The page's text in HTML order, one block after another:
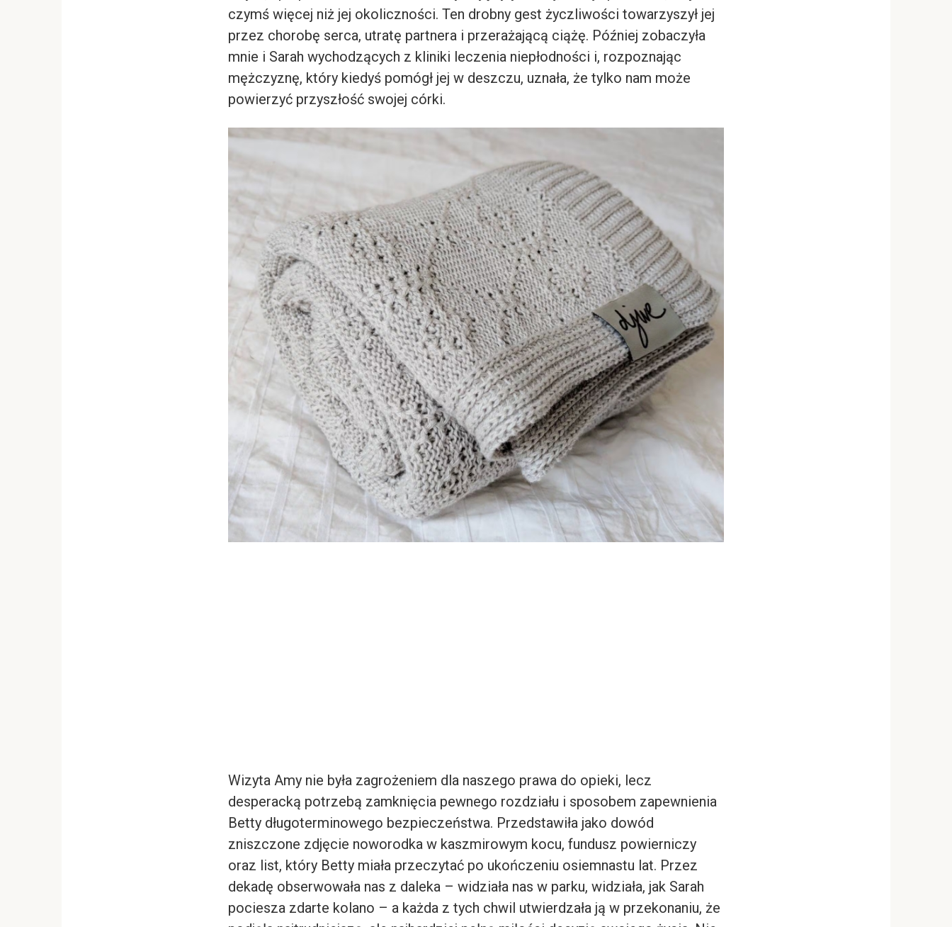
czymś więcej niż jej okoliczności. Ten drobny gest życzliwości towarzyszył jej
przez chorobę serca, utratę partnera i przerażającą ciążę. Później zobaczyła
mnie i Sarah wychodzących z kliniki leczenia niepłodności i, rozpoznając
mężczyznę, który kiedyś pomógł jej w deszczu, uznała, że tylko nam może
powierzyć przyszłość swojej córki.
Wizyta Amy nie była zagrożeniem dla naszego prawa do opieki, lecz
desperacką potrzebą zamknięcia pewnego rozdziału i sposobem zapewnienia
Betty długoterminowego bezpieczeństwa. Przedstawiła jako dowód
zniszczone zdjęcie noworodka w kaszmirowym kocu, fundusz powierniczy
oraz list, który Betty miała przeczytać po ukończeniu osiemnastu lat. Przez
dekadę obserwowała nas z daleka – widziała nas w parku, widziała, jak Sarah
pociesza zdarte kolano – a każda z tych chwil utwierdzała ją w przekonaniu, że